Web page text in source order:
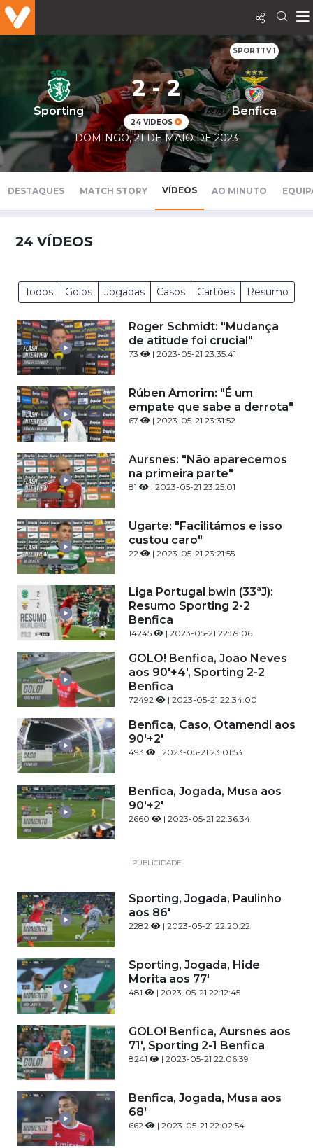
SPORTTV 1
Sporting
2 - 2
24 VIDEOS
Benfica
DOMINGO, 21 DE MAIO DE 2023
DESTAQUES MATCH STORY VÍDEOS AO MINUTO
24 VÍDEOS
Todos Golos Jogadas Casos Cartões Resumo
Roger Schmidt: "Mudança
de atitude foi crucial"
73 | 2023-05-21 23:35:41
Rúben Amorim: "É um
empate que sabe a derrota"
67 | 2023-05-21 23:31:52
Aursnes: "Não aparecemos
na primeira parte"
81 | 2023-05-21 23:25:01
Ugarte: "Facilitámos e isso
custou caro"
22 | 2023-05-21 23:21:55
Liga Portugal bwin (33ªJ):
Resumo Sporting 2-2
Benfica
14245 | 2023-05-21 22:59:06
GOLO! Benfica, João Neves
aos 90'+4', Sporting 2-2
Benfica
72492 | 2023-05-21 22:34:00
Benfica, Caso, Otamendi aos
90'+2'
493 | 2023-05-21 23:01:53
Benfica, Jogada, Musa aos
90'+2'
2660 | 2023-05-21 22:36:34
PUBLICIDADE
Sporting, Jogada, Paulinho
aos 86'
2282 | 2023-05-21 22:20:22
Sporting, Jogada, Hide
Morita aos 77'
481 | 2023-05-21 22:12:45
GOLO! Benfica, Aursnes aos
71', Sporting 2-1 Benfica
8241 | 2023-05-21 22:06:39
Benfica, Jogada, Musa aos
68'
662 | 2023-05-21 22:02:54